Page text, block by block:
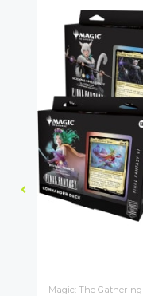
Magic: The Gathering